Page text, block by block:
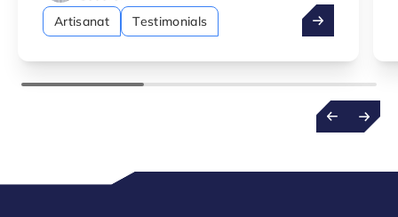
Artisanat
Testimonials